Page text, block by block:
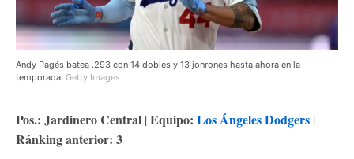
Andy Pagés batea .293 con 14 dobles y 13 jonrones hasta ahora en la
temporada. Getty Images
Pos.: Jardinero Central | Equipo: Los Ángeles Dodgers |
Ránking anterior: 3